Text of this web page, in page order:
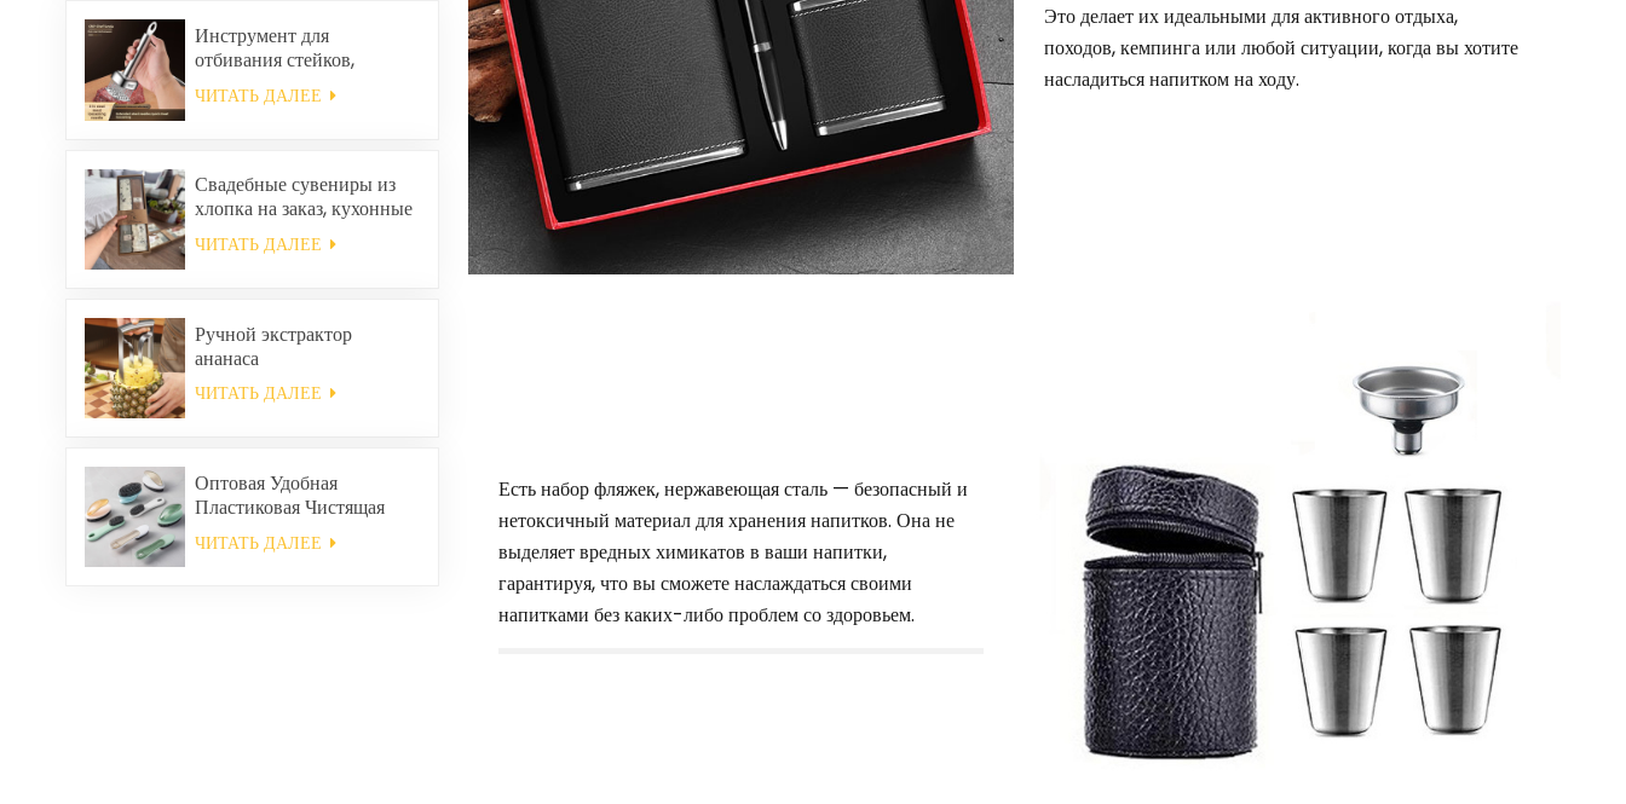
Инструмент для
отбивания стейков,
размягчитель говядины.
ЧИТАТЬ ДАЛЕЕ
Свадебные сувениры из
хлопка на заказ, кухонные
полотенца для уборки
дома, квадратные
ЧИТАТЬ ДАЛЕЕ
Ручной экстрактор
ананаса
ЧИТАТЬ ДАЛЕЕ
Оптовая Удобная
Пластиковая Чистящая
Щетка
ЧИТАТЬ ДАЛЕЕ
Это делает их идеальными для активного отдыха,
походов, кемпинга или любой ситуации, когда вы хотите
насладиться напитком на ходу.
Есть набор фляжек, нержавеющая сталь — безопасный и
нетоксичный материал для хранения напитков. Она не
выделяет вредных химикатов в ваши напитки,
гарантируя, что вы сможете наслаждаться своими
напитками без каких-либо проблем со здоровьем.